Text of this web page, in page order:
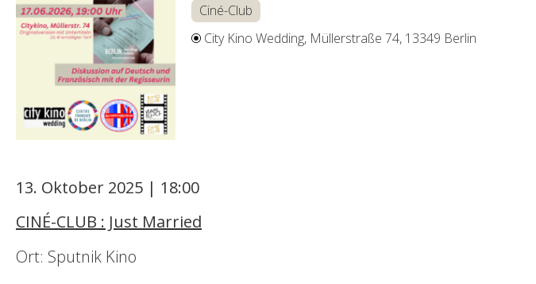
Ciné-Club
City Kino Wedding, Müllerstraße 74, 13349 Berlin
13. Oktober 2025 | 18:00
CINÉ-CLUB : Just Married
Ort: Sputnik Kino